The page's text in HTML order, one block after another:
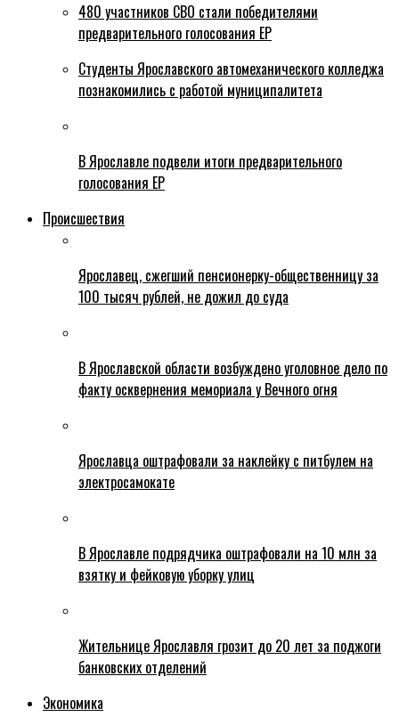
480 участников СВО стали победителями
предварительного голосования ЕР
Студенты Ярославского автомеханического колледжа
познакомились с работой муниципалитета
В Ярославле подвели итоги предварительного
голосования ЕР
Происшествия
Ярославец, сжегший пенсионерку-общественницу за
100 тысяч рублей, не дожил до суда
В Ярославской области возбуждено уголовное дело по
факту осквернения мемориала у Вечного огня
Ярославца оштрафовали за наклейку с питбулем на
электросамокате
В Ярославле подрядчика оштрафовали на 10 млн за
взятку и фейковую уборку улиц
Жительнице Ярославля грозит до 20 лет за поджоги
банковских отделений
Экономика